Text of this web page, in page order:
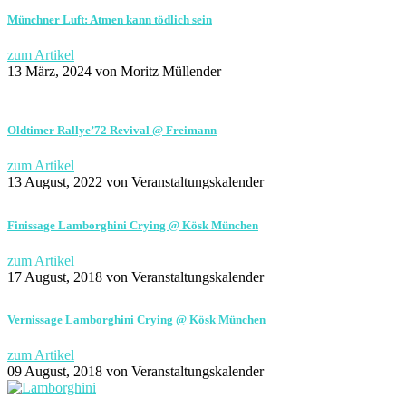
Münchner Luft: Atmen kann tödlich sein
zum Artikel
13 März, 2024 von Moritz Müllender
Oldtimer Rallye’72 Revival @ Freimann
zum Artikel
13 August, 2022 von Veranstaltungskalender
Finissage Lamborghini Crying @ Kösk München
zum Artikel
17 August, 2018 von Veranstaltungskalender
Vernissage Lamborghini Crying @ Kösk München
zum Artikel
09 August, 2018 von Veranstaltungskalender